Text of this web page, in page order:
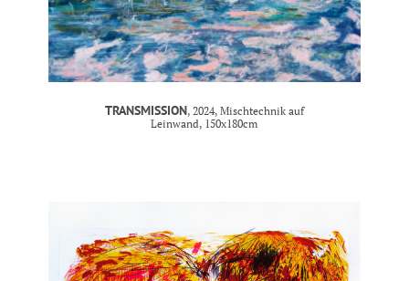
TRANSMISSION, 2024, Mischtechnik auf
Leinwand, 150x180cm